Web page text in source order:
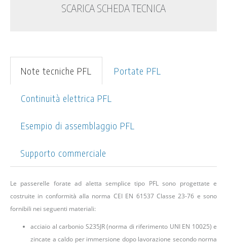
SCARICA SCHEDA TECNICA
Note tecniche PFL Portate PFL
Continuità elettrica PFL
Esempio di assemblaggio PFL
Supporto commerciale
Le passerelle forate ad aletta semplice tipo PFL sono progettate e
costruite in conformità alla norma CEI EN 61537 Classe 23-76 e sono
fornibili nei seguenti materiali:
acciaio al carbonio S235JR (norma di riferimento UNI EN 10025) e
zincate a caldo per immersione dopo lavorazione secondo norma